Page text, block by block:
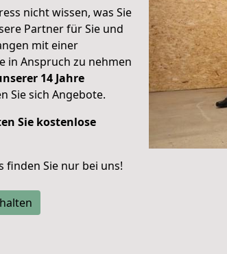
nicht wissen, was Sie
Partner für Sie und
mit einer
in Anspruch zu nehmen
14 Jahre
Sie sich Angebote.
Sie kostenlose
finden Sie nur bei uns!